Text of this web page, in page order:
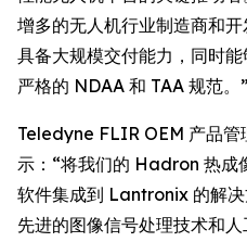
增多的无人机行业制造商和
具备大规模交付能力，同时
严格的 NDAA 和 TAA 规范。”
Teledyne FLIR OEM 产品
示：“将我们的 Hadron 热成
软件集成到 Lantronix 的解
先进的图像信号处理技术和